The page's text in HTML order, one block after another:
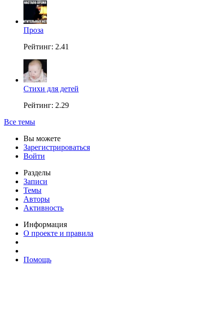
Проза
Рейтинг: 2.41
Стихи для детей
Рейтинг: 2.29
Все темы
Вы можете
Зарегистрироваться
Войти
Разделы
Записи
Темы
Авторы
Активность
Информация
О проекте и правила
Помощь